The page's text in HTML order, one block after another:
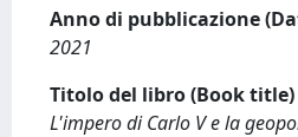
Anno di pubblicazione
2021
Titolo del libro (Book title)
L'impero di Carlo V e la